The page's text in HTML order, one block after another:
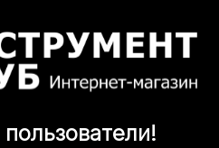
пользователи!